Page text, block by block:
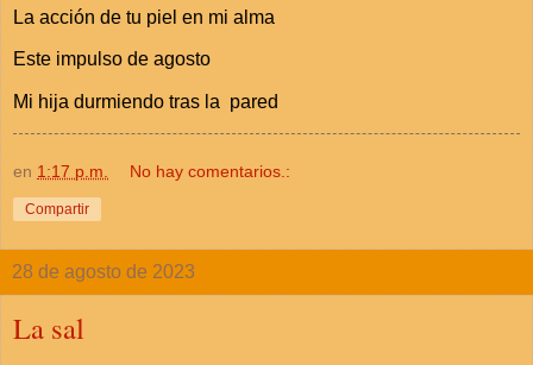
La acción de tu piel en mi alma
Este impulso de agosto
Mi hija durmiendo tras la pared
en 1:17 p.m. No hay comentarios.:
Compartir
28 de agosto de 2023
La sal